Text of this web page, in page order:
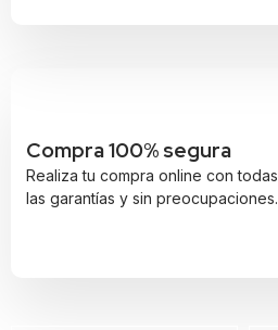
Compra 100% segura
Realiza tu compra online con todas
las garantías y sin preocupaciones.